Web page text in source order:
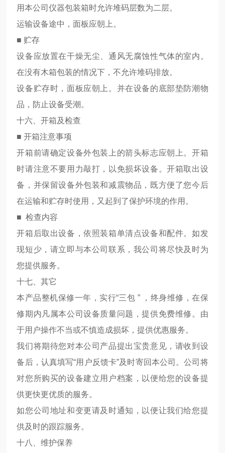
用本公司仪器包装箱时允许堆码层数为二层。
运输设备途中，面板应朝上。
■ 贮存
设备应放置在干燥无尘、通风无腐蚀性气体的室内。
在没有木箱包装的情况下，不允许堆码排放。
设备贮存时，面板应朝上。并在设备的底部垫防潮物
品，防止设备受潮。
十六、开箱及检查
■ 开箱注意事项
开箱前请确定设备外包装上的箭头标志应朝上。开箱
时请注意不要用力敲打，以免损坏设备。开箱取出设
备，并保留设备外包装和减震物品，既方便了您今后
在运输和贮存时使用，又起到了保护环境的作用。
■ 检查内容
开箱后取出设备，依照装箱单清点设备和配件。如发
现短少，请立即与本公司联系，我公司将尽快及时为
您提供服务。
十七、其它
本产品整机保修一年，实行“三包 ” ，终身维修，在保
修期内凡属本公司设备质量问题，提供免费维修。由
于用户操作不当或不慎造成损坏，提供优惠服务。
我们将期待您对本公司产品提出宝贵意见，请收到设
备后，认真填写“用户反馈卡”及时寄回本公司。公司将
对您所购买的设备建立用户档案，以便给您的设备提
供更快更优质的服务。
如您公司地址和变更请及时通知，以便让我们给您提
供及时的跟踪服务。
十八、维护保养